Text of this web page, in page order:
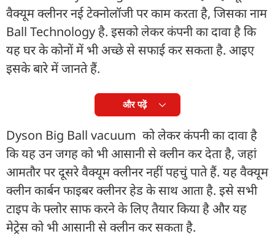
वैक्यूम क्लीनर नई टेक्नोलॉजी पर काम करता है, जिसका नाम
Ball Technology है. इसको लेकर कंपनी का दावा है कि
यह घर के कोनों में भी अच्छे से सफाई कर सकता है. आइए
इसके बारे में जानते हैं.
और पढ़ें
Dyson Big Ball vacuum को लेकर कंपनी का दावा है
कि यह उन जगह को भी आसानी से क्लीन कर देता है, जहां
आमतौर पर दूसरे वैक्यूम क्लीनर नहीं पहचुं पाते हैं. यह वैक्यूम
क्लीन कार्बन फाइबर क्लीनर हेड के साथ आता है. इसे सभी
टाइप के फ्लोर साफ करने के लिए तैयार किया है और यह
मेट्रेस को भी आसानी से क्लीन कर सकता है.